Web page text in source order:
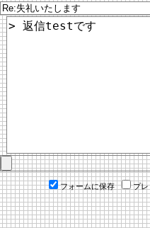
フォームに保存 プレ